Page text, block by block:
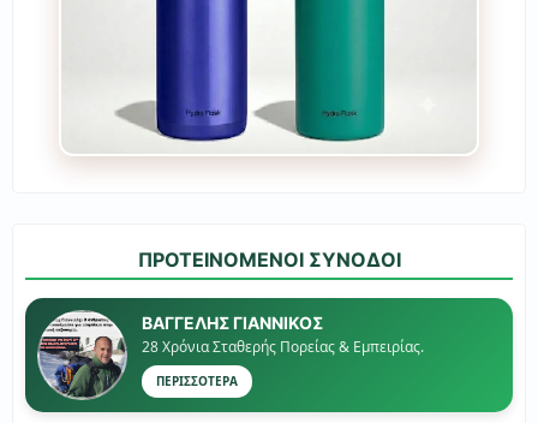
ΠΡΟΤΕΙΝΟΜΕΝΟΙ ΣΥΝΟΔΟΙ
ΒΑΓΓΕΛΗΣ ΓΙΑΝΝΙΚΟΣ
28 Χρόνια Σταθερής Πορείας & Εμπειρίας.
ΠΕΡΙΣΣΟΤΕΡΑ